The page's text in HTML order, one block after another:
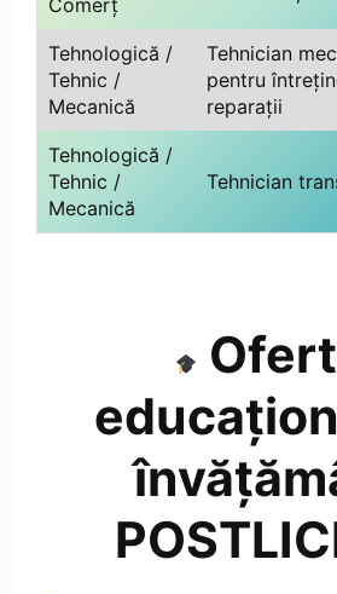
Tehnologică /
Tehnic /
Mecanică
Tehnician
pentru
reparații
Tehnologică /
Tehnic /
Mecanică
Tehnician